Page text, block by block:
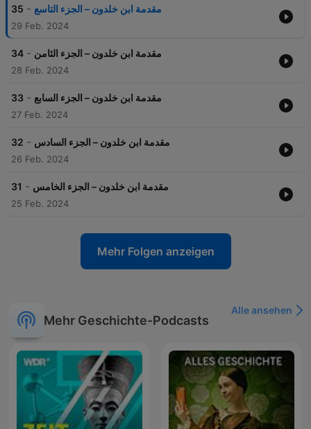
35 - مقدمة ابن خلدون – الجزء التاسع
29 Feb. 2024
34 - مقدمة ابن خلدون – الجزء الثامن
28 Feb. 2024
33 - مقدمة ابن خلدون – الجزء السابع
27 Feb. 2024
32 - مقدمة ابن خلدون – الجزء السادس
26 Feb. 2024
31 - مقدمة ابن خلدون – الجزء الخامس
25 Feb. 2024
Mehr Folgen anzeigen
Mehr Geschichte-Podcasts
Alle ansehen